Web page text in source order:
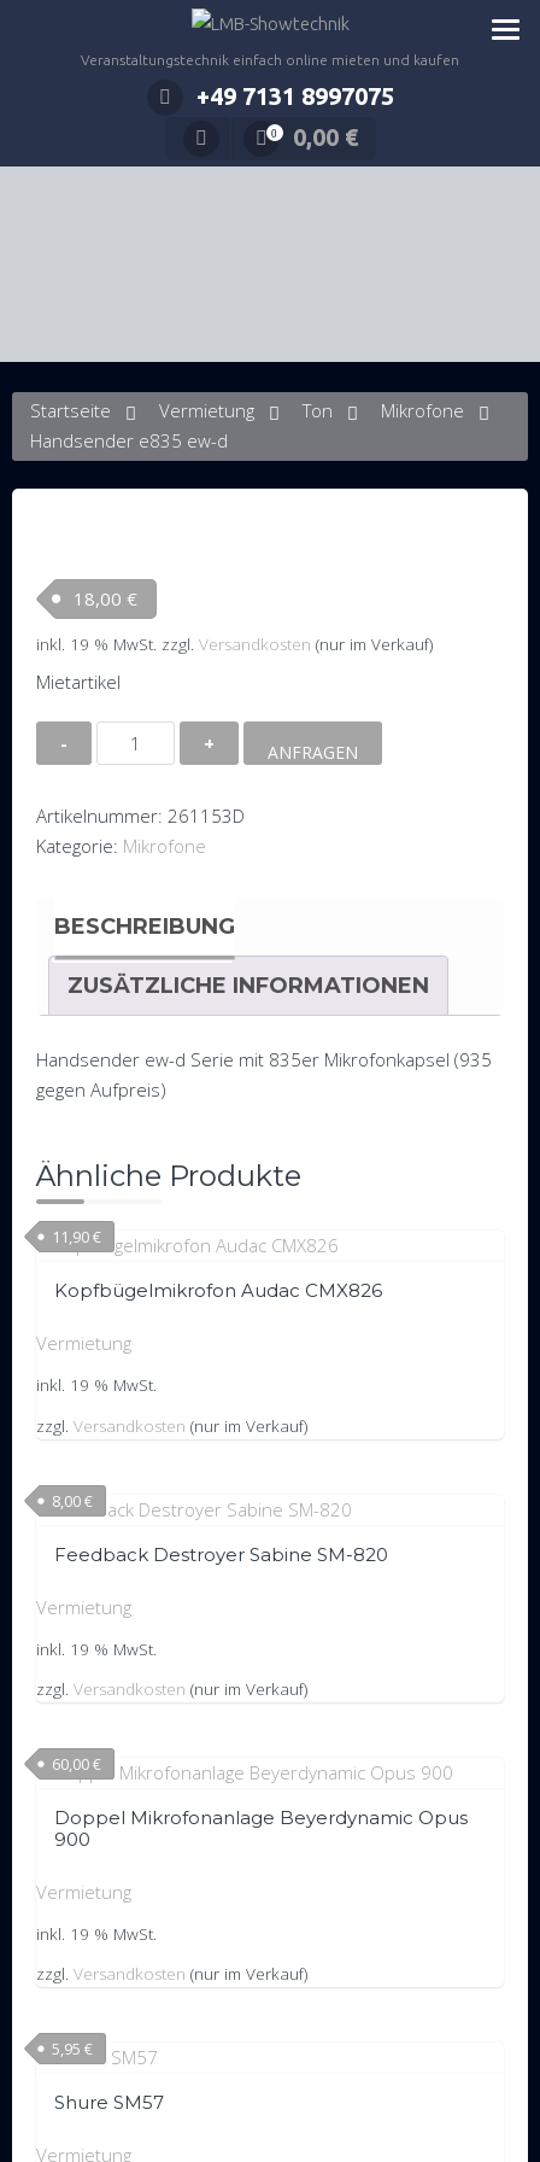
Veranstaltungstechnik einfach online mieten und kaufen
+49 7131 8997075
0 0,00 €
Startseite Vermietung Ton
Mikrofone
Handsender e835 ew-d
18,00 €
inkl. 19 % MwSt. zzgl. Versandkosten (nur im Verkauf)
Mietartikel
Handsender
e835
d
Menge
ANFRAGEN
Artikelnummer: 261153D
Kategorie: Mikrofone
BESCHREIBUNG
ZUSÄTZLICHE INFORMATIONEN
Handsender ew-d Serie mit 835er Mikrofonkapsel (935
gegen Aufpreis)
Ähnliche Produkte
Kopfbügelmikrofon Audac CMX826
11,90€
Vermietung
inkl. 19 % MwSt.
zzgl. Versandkosten (nur im Verkauf)
Feedback Destroyer Sabine SM-820
8,00€
Vermietung
inkl. 19 % MwSt.
zzgl. Versandkosten (nur im Verkauf)
Doppel Mikrofonanlage Beyerdynamic Opus
900
60,00€
Vermietung
inkl. 19 % MwSt.
zzgl. Versandkosten (nur im Verkauf)
Shure SM57
5,95 €
Vermietung